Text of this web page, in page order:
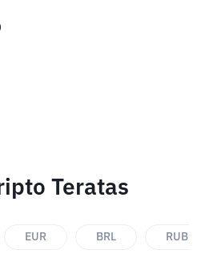
Teratas
EUR BRL RUB